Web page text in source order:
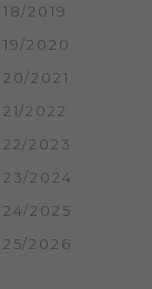
2019
2020
2021
2022
2023
2024
2025
2026